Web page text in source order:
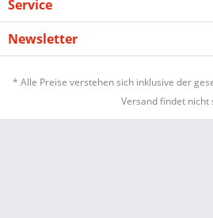
Service
Newsletter
* Alle Preise verstehen sich inklusive der
Versand findet nicht